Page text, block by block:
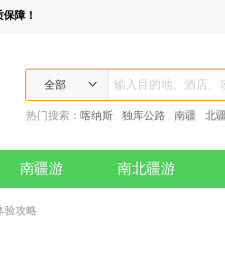
障！
全部
热门搜索： 喀纳斯 独库公路 南疆 北疆
南疆游 南北疆游
验攻略